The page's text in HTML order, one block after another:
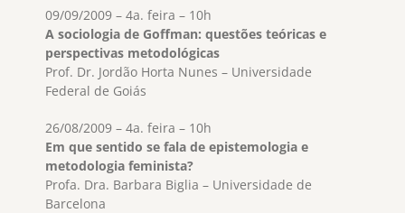
09/09/2009 – 4a. feira – 10h
A sociologia de Goffman: questões teóricas e
perspectivas metodológicas
Prof. Dr. Jordão Horta Nunes – Universidade
Federal de Goiás
26/08/2009 – 4a. feira – 10h
Em que sentido se fala de epistemologia e
metodologia feminista?
Profa. Dra. Barbara Biglia – Universidade de
Barcelona